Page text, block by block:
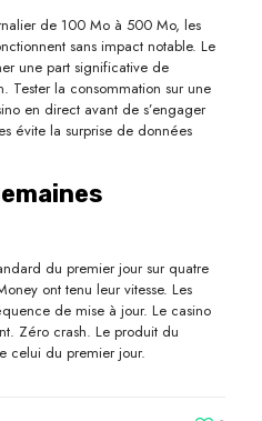
de 100 Mo à 500 Mo, les
sans impact notable. Le
une part significative de
Tester la consommation sur une
en direct avant de s’engager
évite la surprise de données
du premier jour sur quatre
ont tenu leur vitesse. Les
de mise à jour. Le casino
Zéro crash. Le produit du
celui du premier jour.